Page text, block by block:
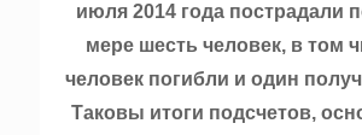
июля 2014 года пострадали
мере шесть человек, в том
человек погибли и один
Таковы итоги подсчетов,